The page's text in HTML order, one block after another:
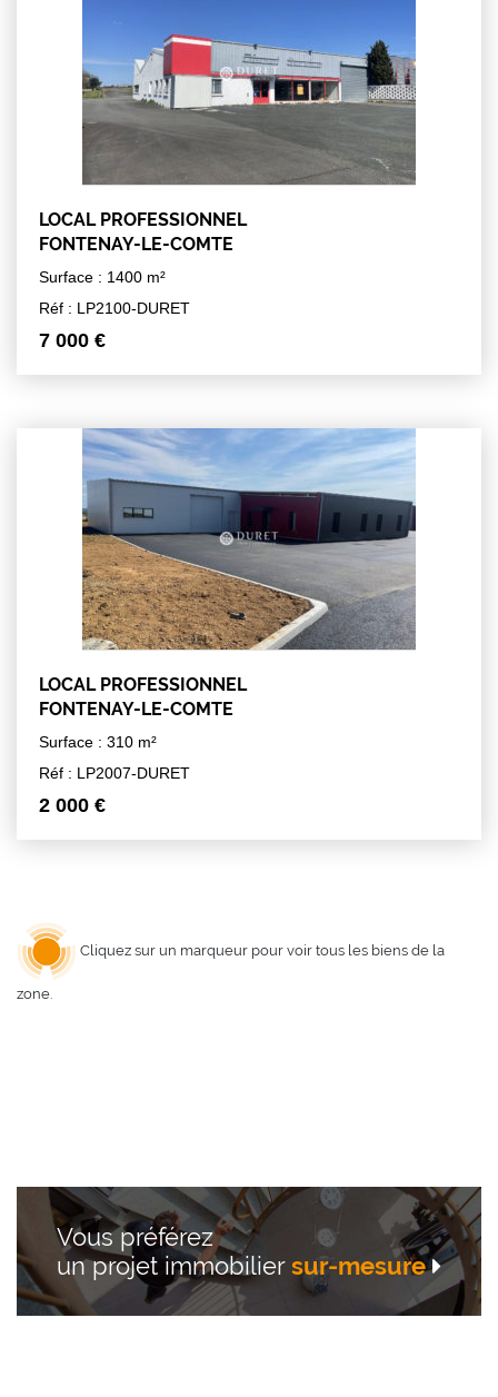
LOCAL PROFESSIONNEL
FONTENAY-LE-COMTE
Surface : 1400 m²
Réf : LP2100-DURET
7 000 €
LOCAL PROFESSIONNEL
FONTENAY-LE-COMTE
Surface : 310 m²
Réf : LP2007-DURET
2 000 €
Cliquez sur un marqueur pour voir tous les biens de la
zone.
Vous préférez
un projet immobiliersur-mesure